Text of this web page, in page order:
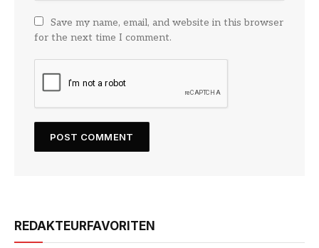
Save my name, email, and website in this browser
for the next time I comment.
REDAKTEURFAVORITEN